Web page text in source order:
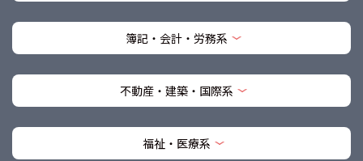
簿記・会計・労務系
不動産・建築・国際系
福祉・医療系